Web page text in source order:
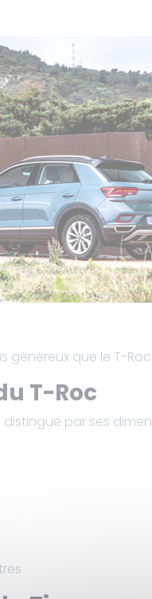
généreux que le T-
T-Roc
distingue par ses